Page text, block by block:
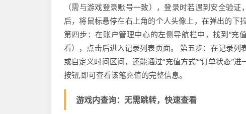
（需与游戏登录账号一致），登录时若遇到安全验
后，将鼠标悬停在右上角的个人头像上，在弹出的下
第四步：在账户管理中心的左侧导航栏中，找到“充
看），点击后进入记录列表页面。 第五步：在记录列
或自定义时间区间，还能通过“充值方式”“订单状态”
按钮,即可查看该笔充值的完整信息。
游戏内查询：无需跳转，快速查看